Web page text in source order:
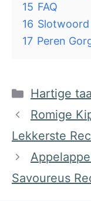
15 FAQ
16 Slotwoord
17 Peren
Hartige
Romige
Lekkerste
Savoureus